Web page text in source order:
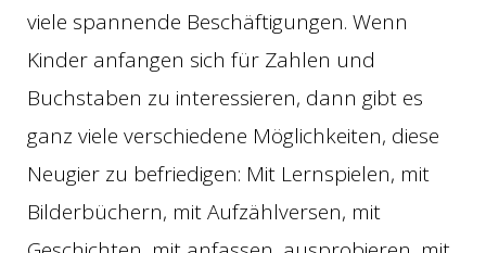
viele spannende Beschäftigungen. Wenn
Kinder anfangen sich für Zahlen und
Buchstaben zu interessieren, dann gibt es
ganz viele verschiedene Möglichkeiten, diese
Neugier zu befriedigen: Mit Lernspielen, mit
Bilderbüchern, mit Aufzählversen, mit